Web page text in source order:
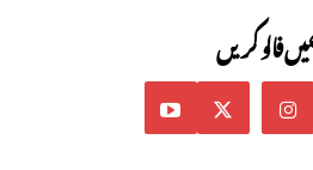
فالو کریں